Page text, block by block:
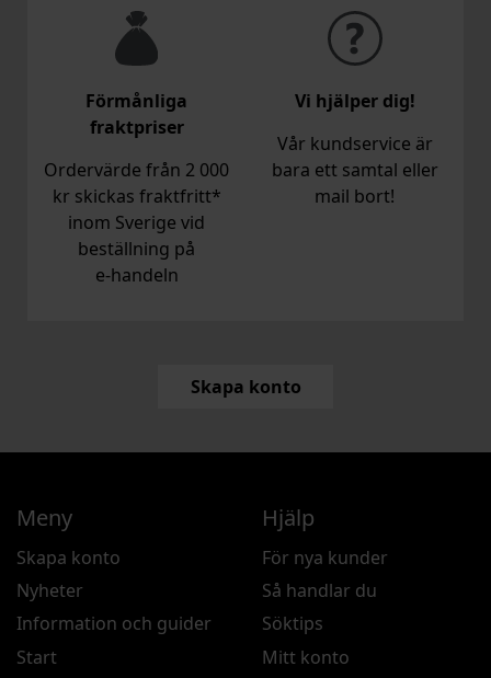
Förmånliga
fraktpriser
Ordervärde från 2 000
kr skickas fraktfritt*
inom Sverige vid
beställning på
e‑handeln
Vi hjälper dig!
Vår kundservice är
bara ett samtal eller
mail bort!
Skapa konto
Meny
Skapa konto
Nyheter
Information och guider
Start
Hjälp
För nya kunder
Så handlar du
Söktips
Mitt konto